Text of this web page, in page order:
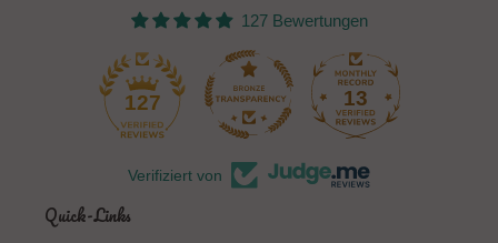
127 Bewertungen
127 13
Verifiziert von
Quick-Links